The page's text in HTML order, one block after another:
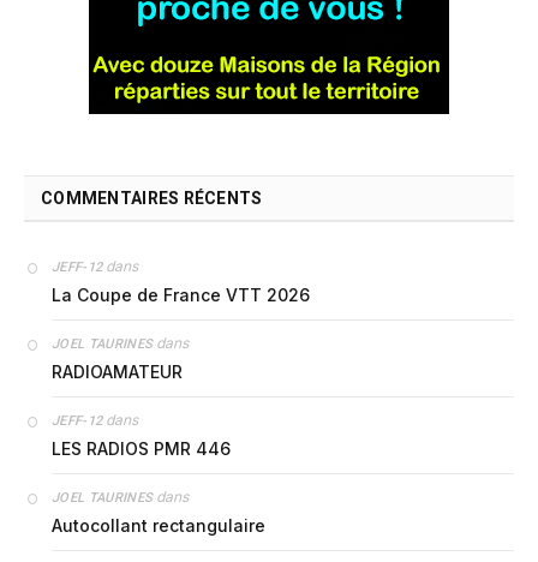
COMMENTAIRES RÉCENTS
JEFF-12dans
La Coupe de France VTT 2026
JOEL TAURINESdans
RADIOAMATEUR
JEFF-12dans
LES RADIOS PMR 446
JOEL TAURINESdans
Autocollant rectangulaire